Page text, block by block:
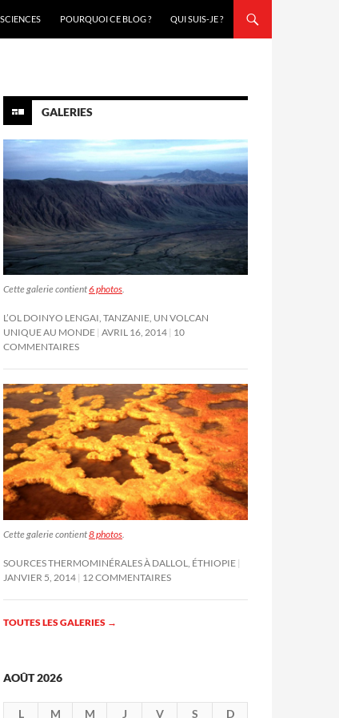
POURQUOI CE BLOG ? QUI SUIS-JE ?
GALERIES
Cette galerie contient6 photos.
L’OL DOINYO LENGAI, TANZANIE, UN VOLCAN
UNIQUE AU MONDE AVRIL 16, 2014 10
COMMENTAIRES
Cette galerie contient8 photos
SOURCES THERMOMINÉRALES À DALLOL, ÉTHIOPIE
JANVIER 5, 2014 12 COMMENTAIRES
TOUTES LES GALERIES →
AOÛT 2026
L M M J V S
D